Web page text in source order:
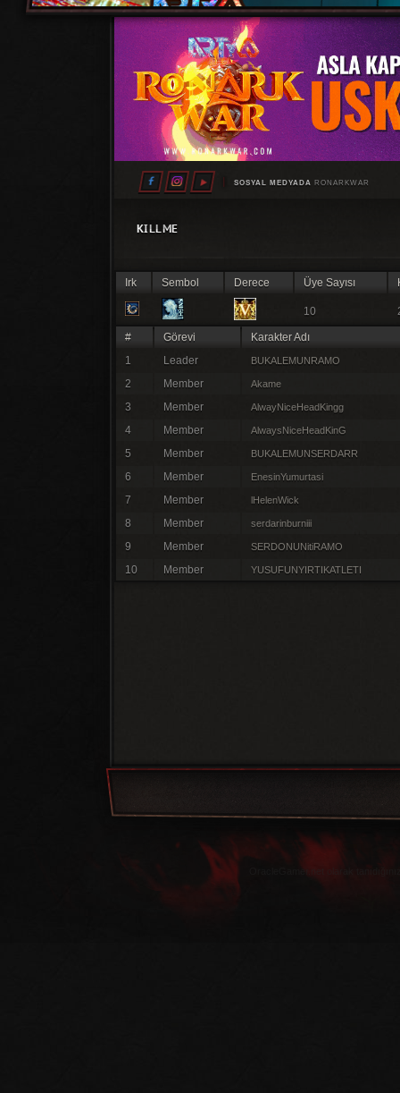
SOSYAL MEDYADA RONARKWAR
KILLME
Irk Sembol Derece Üye Sayısı
10
# Görevi
Karakter Adı
1
Leader BUKALEMUNRAMO
2 Member Akame
3 Member AlwayNiceHeadKingg
4 Member AlwaysNiceHeadKinG
5 Member BUKALEMUNSERDARR
6 Member EnesinYumurtasi
7 Member lHelenWick
8 Member serdarinburniii
9 Member SERDONUNitiRAMO
10 Member YUSUFUNYIRTIKATLETI
OracleGamer.net olarak